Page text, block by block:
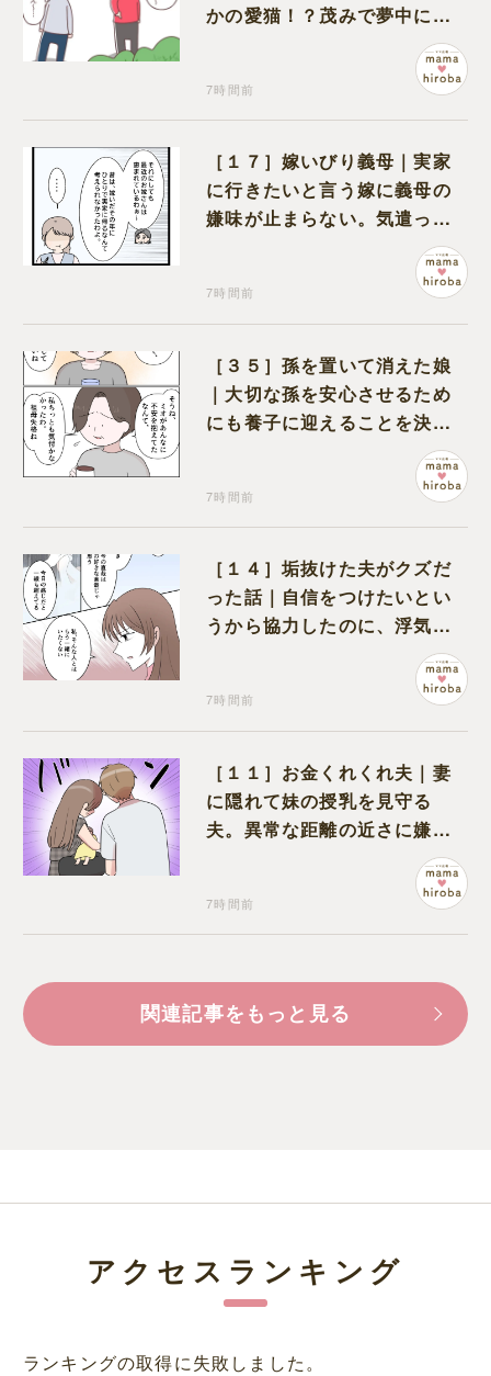
かの愛猫！？茂みで夢中にな
7時間前
［１７］嫁いびり義母｜実家
に行きたいと言う嫁に義母の
嫌味が止まらない。気遣って
7時間前
［３５］孫を置いて消えた娘
｜大切な孫を安心させるため
にも養子に迎えることを決心
7時間前
［１４］垢抜けた夫がクズだ
った話｜自信をつけたいとい
うから協力したのに、浮気と
7時間前
［１１］お金くれくれ夫｜妻
に隠れて妹の授乳を見守る
夫。異常な距離の近さに嫌悪
7時間前
関連記事をもっと見る
アクセスランキング
ランキングの取得に失敗しました。